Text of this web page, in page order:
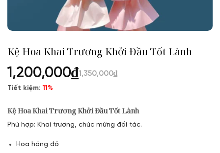
Kệ Hoa Khai Trương Khởi Đầu Tốt Lành
1,200,000₫1,350,000₫
Tiết kiệm:11%
Kệ Hoa Khai Trương Khởi Đầu Tốt Lành
Phù hợp: Khai trương, chúc mừng đối tác.
Hoa hồng đỏ